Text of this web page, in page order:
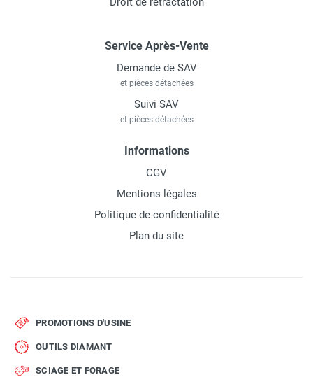
Service Après-Vente
Demande de SAV
et pièces détachées
Suivi SAV
et pièces détachées
Informations
CGV
Mentions légales
Politique de confidentialité
Plan du site
PROMOTIONS D'USINE
OUTILS DIAMANT
SCIAGE ET FORAGE